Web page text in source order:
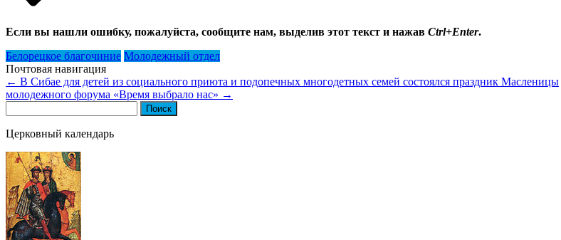
Если вы нашли ошибку, пожалуйста, сообщите нам, выделив этот текст и нажав Ctrl+Enter.
Белорецкое благочиние Молодежный отдел
Почтовая навигация
← В Сибае для детей из социального приюта и подопечных многодетных семей состоялся праздник Масленицы
молодежного форума «Время выбрало нас» →
Церковный календарь